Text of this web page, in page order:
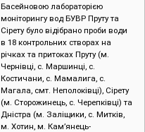
Басейновою лабораторією
моніторингу вод БУВР Пруту та
Сірету було відібрано проби води
в 18 контрольних створах на
річках та притоках Пруту (м.
Чернівці, c. Маршинці, с.
Костичани, с. Мамалига, с.
Магала, смт. Неполоківці), Сірету
(м. Сторожинець, с. Черепківці) та
Дністра (м. Заліщики, с. Митків,
м. Хотин, м. Кам’янець-